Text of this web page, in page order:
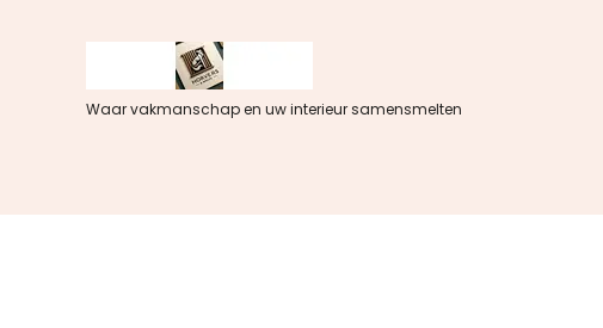
Waar vakmanschap en uw interieur samensmelten